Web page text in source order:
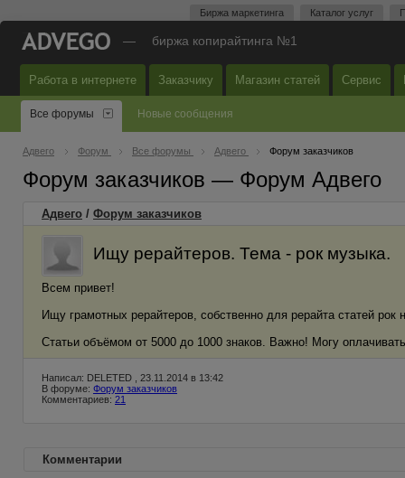
Биржа маркетинга Каталог услуг
— биржа копирайтинга №1
Работа в интернете Заказчику Магазин статей Сервис
Все форумы Новые сообщения
Адвего Форум Все форумы Адвего Форум заказчиков
Форум заказчиков — Форум Адвего
Адвего / Форум заказчиков
Ищу рерайтеров. Тема - рок музыка.
Всем привет!
Ищу грамотных рерайтеров, собственно для рерайта статей рок
Статьи объёмом от 5000 до 1000 знаков. Важно! Могу
Написал: DELETED , 23.11.2014 в 13:42
В форуме: Форум заказчиков
Комментариев: 21
Комментарии